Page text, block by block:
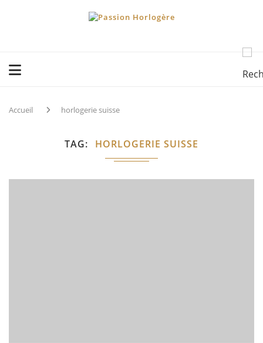
Accueil horlogerie suisse
TAG HORLOGERIE SUISSE